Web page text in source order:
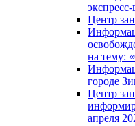
экспресс-
Центр
на тему:
городе
Центр
апреля